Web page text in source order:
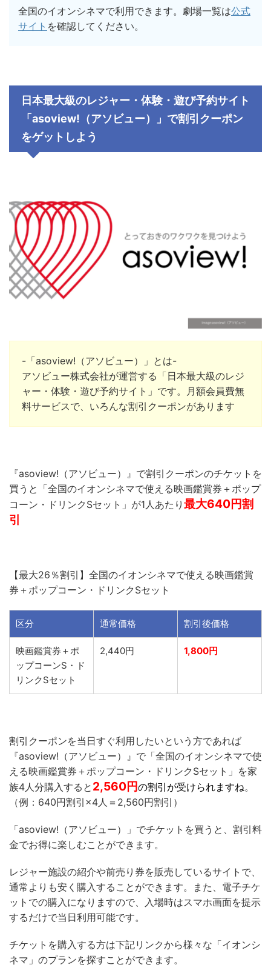
全国のイオンシネマで利用できます。劇場一覧は公式
サイト を確認してください。
日本最大級のレジャー・体験・遊び予約サイト
「asoview! （アソビュー）」で割引クーポン
をゲットしよう
-「asoview!（アソビュー）」とは-
アソビュー株式会社が運営する「日本最大級のレジ
ャー・体験・遊び予約サイト」です。月額会員費無
料サービスで、いろんな割引クーポンがあります
『asoview!（アソビュー）』で割引クーポンのチケットを
買うと「全国のイオンシネマで使える映画鑑賞券＋ポップ
コーン・ドリンクSセット」が1人あたり 最大640円割
引
【最大26％割引】全国のイオンシネマで使える映画鑑賞
券＋ポップコーン・ドリンクSセット
区分 通常価格 割引後価格
映画鑑賞券＋ポ
ップコーンS・ド
リンクSセット
2,440円 1,800円
割引クーポンを当日すぐ利用したいという方であれば
『asoview!（アソビュー）』で「全国のイオンシネマで使
える映画鑑賞券＋ポップコーン・ドリンクSセット」を家
族4人分購入すると 2,560円の割引が受けられますね。
（例：640円割引×4人＝2,560円割引）
「asoview!（アソビュー）」でチケットを買うと、割引料
金でお得に楽しむことができます。
レジャー施設の紹介や前売り券を販売しているサイトで、
通常よりも安く購入することができます。また、電子チケ
ットでの購入になりますので、入場時はスマホ画面を提示
するだけで当日利用可能です。
チケットを購入する方は下記リンクから様々な「イオンシ
ネマ」のプランを探すことができます。